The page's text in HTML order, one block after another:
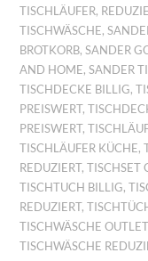
TISCHLÄUFER,
TISCHWÄSCHE,
BROTKORB,SANDER
AND HOME,SANDER
TISCHDECKE BILLIG,
PREISWERT,
PREISWERT,
TISCHLÄUFER KÜCHE,
REDUZIERT,TISCHSET
TISCHTUCH BILLIG,
REDUZIERT,
TISCHWÄSCHE OUTLET
TISCHWÄSCHE